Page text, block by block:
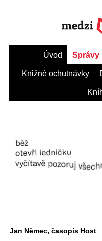
Úvod Správy
Knižné ochutnávky
Jan Němec, časopis Host